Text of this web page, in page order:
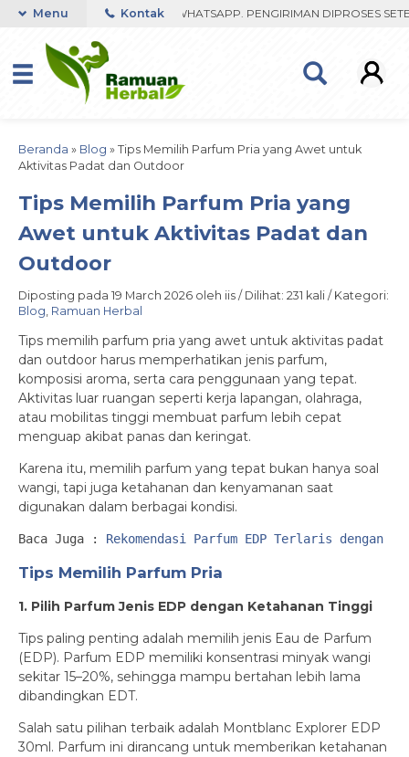
RESPON ORDER VIA WHATSAPP. PENGIRIMAN DIPROSES
Menu Kontak
Beranda » Blog » Tips Memilih Parfum Pria yang Awet untuk
Aktivitas Padat dan Outdoor
Tips Memilih Parfum Pria yang
Awet untuk Aktivitas Padat dan
Outdoor
Diposting pada 19 March 2026 oleh iis / Dilihat: 231 kali / Kategori:
Blog, Ramuan Herbal
Tips memilih parfum pria yang awet untuk aktivitas padat
dan outdoor harus memperhatikan jenis parfum,
komposisi aroma, serta cara penggunaan yang tepat.
Aktivitas luar ruangan seperti kerja lapangan, olahraga,
atau mobilitas tinggi membuat parfum lebih cepat
menguap akibat panas dan keringat.
Karena itu, memilih parfum yang tepat bukan hanya soal
wangi, tapi juga ketahanan dan kenyamanan saat
digunakan dalam berbagai kondisi.
Baca Juga : Rekomendasi Parfum EDP Terlaris dengan
Tips Memilih Parfum Pria
1. Pilih Parfum Jenis EDP dengan Ketahanan Tinggi
Tips paling penting adalah memilih jenis Eau de Parfum
(EDP). Parfum EDP memiliki konsentrasi minyak wangi
sekitar 15–20%, sehingga mampu bertahan lebih lama
dibandingkan EDT.
Salah satu pilihan terbaik adalah Montblanc Explorer EDP
30ml. Parfum ini dirancang untuk memberikan ketahanan